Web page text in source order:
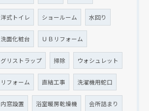
洋式トイレ ショールーム 水回り
洗面化粧台 ＵＢリフォーム
グリストラップ 掃除 ウォシュレット
リフォーム 直結工事 洗濯機用蛇口
内窓設置 浴室暖房乾燥機 会所詰まり